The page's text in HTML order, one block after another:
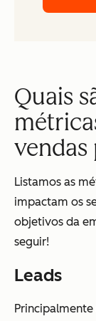
Quais
vendas
Listamos as
impactam os
objetivos da
seguir!
Leads